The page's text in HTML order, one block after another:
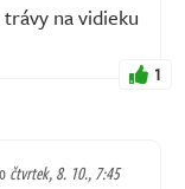
na vidieku
1
čtvrtek, 8. 10., 7:45